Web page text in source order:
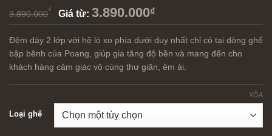
3.890.000₫ Giá từ: 3.890.000₫
Đệm dày 2 lớp với hệ lò xo phía dưới duy nhất chỉ có tại dòng ghế
bập bênh của Poang, giúp gia tăng độ bền và mang đến cho
khách hàng cảm giác vô cùng thư giãn, êm ái.
Loại ghế
XÓA